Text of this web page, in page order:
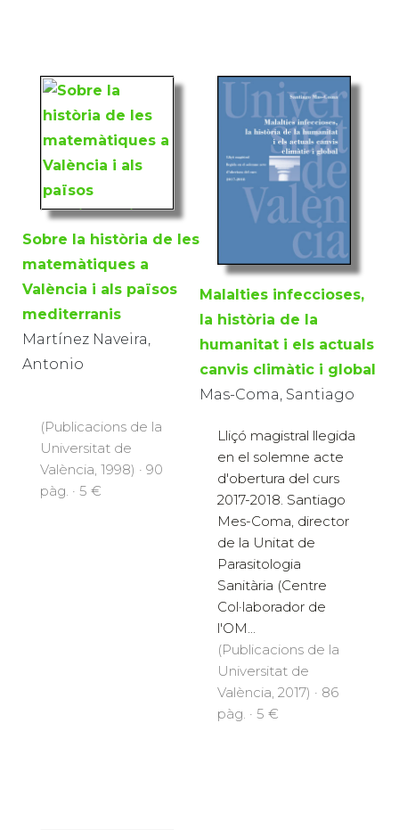
Sobre la història de les
matemàtiques a
València i als països
mediterranis
Martínez Naveira,
Antonio
(Publicacions de la
Universitat de
València, 1998) · 90
pàg. · 5 €
Malalties infeccioses,
la història de la
humanitat i els actuals
canvis climàtic i global
Mas-Coma, Santiago
Lliçó magistral llegida
en el solemne acte
d'obertura del curs
2017-2018. Santiago
Mes-Coma, director
de la Unitat de
Parasitologia
Sanitària (Centre
Col·laborador de
l'OM...
(Publicacions de la
Universitat de
València, 2017) · 86
pàg. · 5 €